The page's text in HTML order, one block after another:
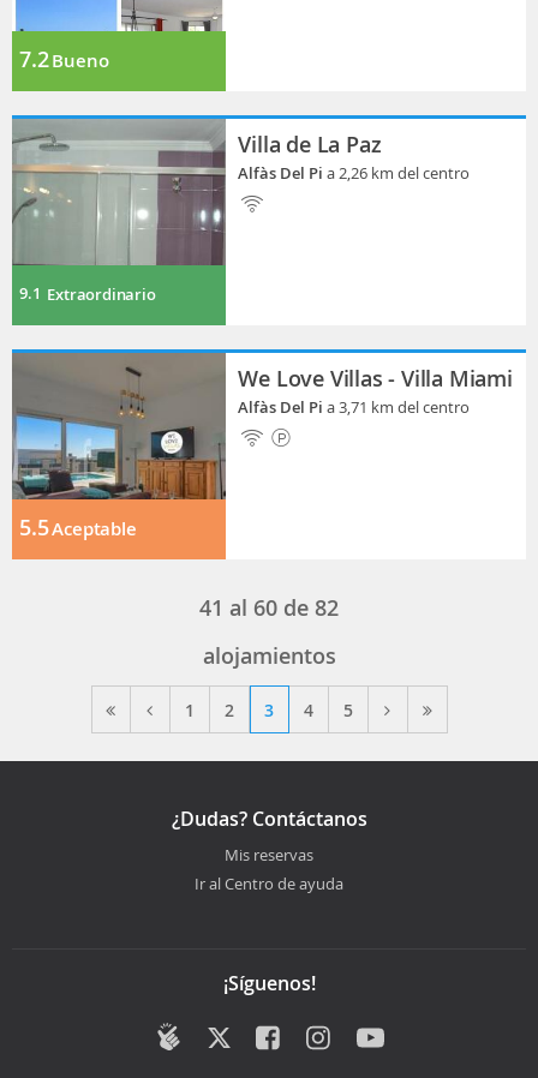
7.2Bueno
9.1 Extraordinario
Villa de La Paz
Alfàs Del Pia 2,26 km del centro
5.5Aceptable
We Love Villas - Villa Miami
Alfàs Del Pia 3,71 km del centro
41 al 60 de 82
alojamientos
1 2 3 4 5
¿Dudas? Contáctanos
Mis reservas
Ir al Centro de ayuda
¡Síguenos!